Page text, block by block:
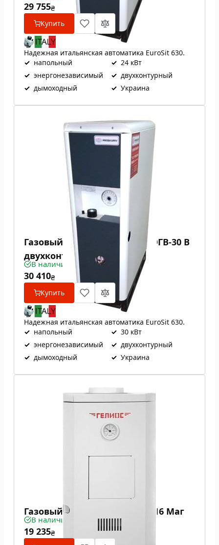
29 755₴
Купить
Надежная итальянская автоматика EuroSit 630.
✓ напольный ✓ 24 кВт
✓ энергонезависимый ✓ двухконтурный
✓ дымоходный ✓ Украина
Газовый котел Проскуров АОГВ-30 В
двухконтурный
В наличии
30 410₴
Купить
Надежная итальянская автоматика EuroSit 630.
✓ напольный ✓ 30 кВт
✓ энергонезависимый ✓ двухконтурный
✓ дымоходный ✓ Украина
Газовый котел Гелиос АКГВ 16 Маг
В наличии
19 235₴